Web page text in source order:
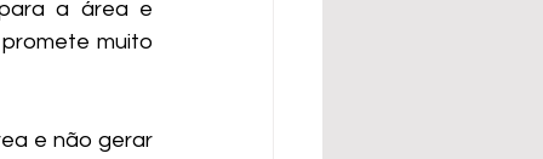
a área e
muito
e não gerar